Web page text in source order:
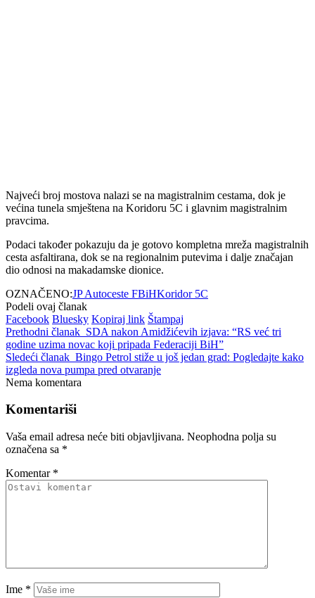
Najveći broj mostova nalazi se na magistralnim cestama, dok je
većina tunela smještena na Koridoru 5C i glavnim magistralnim
pravcima.
Podaci također pokazuju da je gotovo kompletna mreža magistralnih
cesta asfaltirana, dok se na regionalnim putevima i dalje značajan
dio odnosi na makadamske dionice.
OZNAČENO:JP Autoceste FBiHKoridor 5C
Podeli ovaj članak
Facebook Bluesky Kopiraj link Štampaj
Prethodni članak SDA nakon Amidžićevih izjava: “RS već tri
godine uzima novac koji pripada Federaciji BiH”
Sledeći članak Bingo Petrol stiže u još jedan grad: Pogledajte kako
izgleda nova pumpa pred otvaranje
Nema komentara
Komentariši
Vaša email adresa neće biti objavljivana. Neophodna polja su
označena sa *
Komentar *
Ime *